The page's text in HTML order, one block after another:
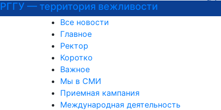
Детали программы
Все новости
Главное
Ректор
Коротко
Важное
Мы в СМИ
Приемная кампания
Международная деятельность